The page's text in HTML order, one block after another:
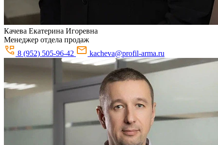
Качева Екатерина Игоревна
Менеджер отдела продаж
8 (952) 505-96-42
kacheva@profil-arma.ru